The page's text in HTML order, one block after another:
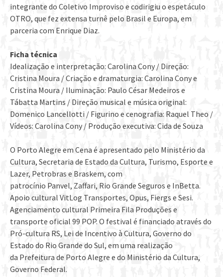
integrante do Coletivo Improviso e codirigiu o espetáculo
OTRO, que fez extensa turnê pelo Brasil e Europa, em
parceria com Enrique Diaz.
Ficha técnica
Idealização e interpretação: Carolina Cony / Direção:
Cristina Moura / Criação e dramaturgia: Carolina Cony e
Cristina Moura / Iluminação: Paulo César Medeiros e
Tábatta Martins / Direção musical e música original:
Domenico Lancellotti / Figurino e cenografia: Raquel Theo /
Vídeos: Carolina Cony / Produção executiva: Cida de Souza
O Porto Alegre em Cena é apresentado pelo Ministério da
Cultura, Secretaria de Estado da Cultura, Turismo, Esporte e
Lazer, Petrobras e Braskem, com
patrocínio Panvel, Zaffari, Rio Grande Seguros e InBetta.
Apoio cultural VitLog Transportes, Opus, Fiergs e Sesi.
Agenciamento cultural Primeira Fila Produções e
transporte oficial 99 POP. O festival é financiado através do
Pró-cultura RS, Lei de Incentivo à Cultura, Governo do
Estado do Rio Grande do Sul, em uma realização
da Prefeitura de Porto Alegre e do Ministério da Cultura,
Governo Federal.